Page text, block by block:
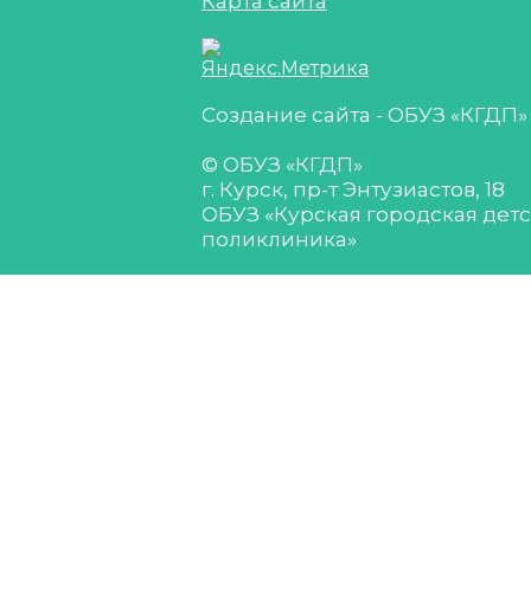
Создание сайта - ОБУЗ «КГДП»
© ОБУЗ «КГДП»
г. Курск, пр-т Энтузиастов, 18
ОБУЗ «Курская городская
поликлиника»